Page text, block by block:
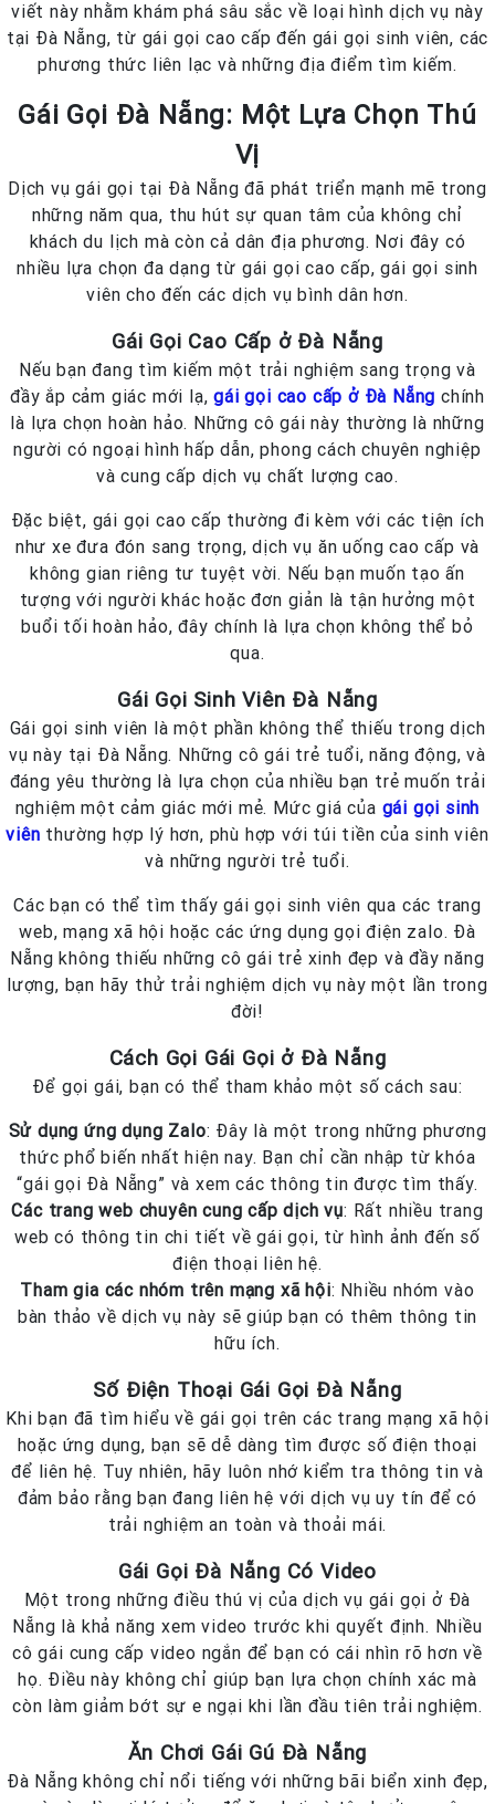
viết này nhằm khám phá sâu sắc về loại hình dịch vụ này
tại Đà Nẵng, từ gái gọi cao cấp đến gái gọi sinh viên, các
phương thức liên lạc và những địa điểm tìm kiếm.
Gái Gọi Đà Nẵng: Một Lựa Chọn Thú
Vị
Dịch vụ gái gọi tại Đà Nẵng đã phát triển mạnh mẽ trong
những năm qua, thu hút sự quan tâm của không chỉ
khách du lịch mà còn cả dân địa phương. Nơi đây có
nhiều lựa chọn đa dạng từ gái gọi cao cấp, gái gọi sinh
viên cho đến các dịch vụ bình dân hơn.
Gái Gọi Cao Cấp ở Đà Nẵng
Nếu bạn đang tìm kiếm một trải nghiệm sang trọng và
đầy ắp cảm giác mới lạ,gái gọi cao cấp ở Đà Nẵng chính
là lựa chọn hoàn hảo. Những cô gái này thường là những
người có ngoại hình hấp dẫn, phong cách chuyên nghiệp
và cung cấp dịch vụ chất lượng cao.
Đặc biệt, gái gọi cao cấp thường đi kèm với các tiện ích
như xe đưa đón sang trọng, dịch vụ ăn uống cao cấp và
không gian riêng tư tuyệt vời. Nếu bạn muốn tạo ấn
tượng với người khác hoặc đơn giản là tận hưởng một
buổi tối hoàn hảo, đây chính là lựa chọn không thể bỏ
qua.
Gái Gọi Sinh Viên Đà Nẵng
Gái gọi sinh viên là một phần không thể thiếu trong dịch
vụ này tại Đà Nẵng. Những cô gái trẻ tuổi, năng động, và
đáng yêu thường là lựa chọn của nhiều bạn trẻ muốn trải
nghiệm một cảm giác mới mẻ. Mức giá của gái gọi sinh
viên thường hợp lý hơn, phù hợp với túi tiền của sinh viên
và những người trẻ tuổi.
Các bạn có thể tìm thấy gái gọi sinh viên qua các trang
web, mạng xã hội hoặc các ứng dụng gọi điện zalo. Đà
Nẵng không thiếu những cô gái trẻ xinh đẹp và đầy năng
lượng, bạn hãy thử trải nghiệm dịch vụ này một lần trong
đời!
Cách Gọi Gái Gọi ở Đà Nẵng
Để gọi gái, bạn có thể tham khảo một số cách sau:
Sử dụng ứng dụng Zalo: Đây là một trong những phương
thức phổ biến nhất hiện nay. Bạn chỉ cần nhập từ khóa
“gái gọi Đà Nẵng” và xem các thông tin được tìm thấy.
Các trang web chuyên cung cấp dịch vụ: Rất nhiều trang
web có thông tin chi tiết về gái gọi, từ hình ảnh đến số
điện thoại liên hệ.
Tham gia các nhóm trên mạng xã hội: Nhiều nhóm vào
bàn thảo về dịch vụ này sẽ giúp bạn có thêm thông tin
hữu ích.
Số Điện Thoại Gái Gọi Đà Nẵng
Khi bạn đã tìm hiểu về gái gọi trên các trang mạng xã hội
hoặc ứng dụng, bạn sẽ dễ dàng tìm được số điện thoại
để liên hệ. Tuy nhiên, hãy luôn nhớ kiểm tra thông tin và
đảm bảo rằng bạn đang liên hệ với dịch vụ uy tín để có
trải nghiệm an toàn và thoải mái.
Gái Gọi Đà Nẵng Có Video
Một trong những điều thú vị của dịch vụ gái gọi ở Đà
Nẵng là khả năng xem video trước khi quyết định. Nhiều
cô gái cung cấp video ngắn để bạn có cái nhìn rõ hơn về
họ. Điều này không chỉ giúp bạn lựa chọn chính xác mà
còn làm giảm bớt sự e ngại khi lần đầu tiên trải nghiệm.
Ăn Chơi Gái Gú Đà Nẵng
Đà Nẵng không chỉ nổi tiếng với những bãi biển xinh đẹp,